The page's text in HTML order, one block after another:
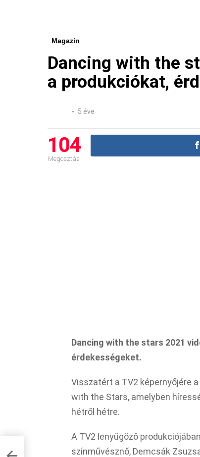
Magazin
Dancing with the
a produkciókat,
5 éve
104
Megosztás
Dancing with the stars 2021
érdekességeket.
Visszatért a TV2 képernyőjére
with the Stars, amelyben
hétről hétre.
A TV2 lenyűgöző
színművésznő, Demcsák